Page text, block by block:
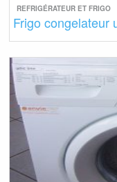
REFRIGÉRATEUR ET FRIGO
Frigo congelateur